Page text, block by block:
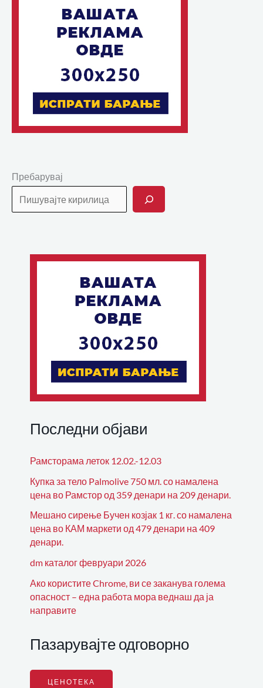
Пребарувај
Последни објави
Рамсторама леток 12.02.-12.03
Купка за тело Palmolive 750 мл. со намалена
цена во Рамстор од 359 денари на 209 денари.
Мешано сирење Бучен козјак 1 кг. со намалена
цена во КАМ маркети од 479 денари на 409
денари.
dm каталог февруари 2026
Ако користите Chrome, ви се заканува голема
опасност – една работа мора веднаш да ја
направите
Пазарувајте одговорно
ЦЕНОТЕКА